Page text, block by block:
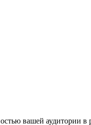
вашей аудитории в